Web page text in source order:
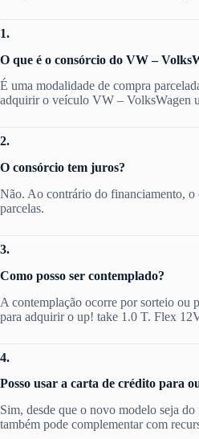
1.
O que é o consórcio do VW –
É uma modalidade de compra
adquirir o veículo VW – VolksWagen
2.
O consórcio tem juros?
Não. Ao contrário do financiamento, o
parcelas.
3.
Como posso ser contemplado?
A contemplação ocorre por sorteio ou
para adquirir o up! take 1.0 T. Flex
4.
Posso usar a carta de crédito para
Sim, desde que o novo modelo seja
também pode complementar com